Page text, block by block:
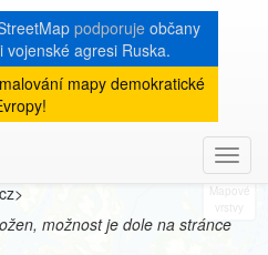
podporujeobčany
vojenské agresi Ruska.
mapy demokratické
na archiv
možnost je dole na stránce